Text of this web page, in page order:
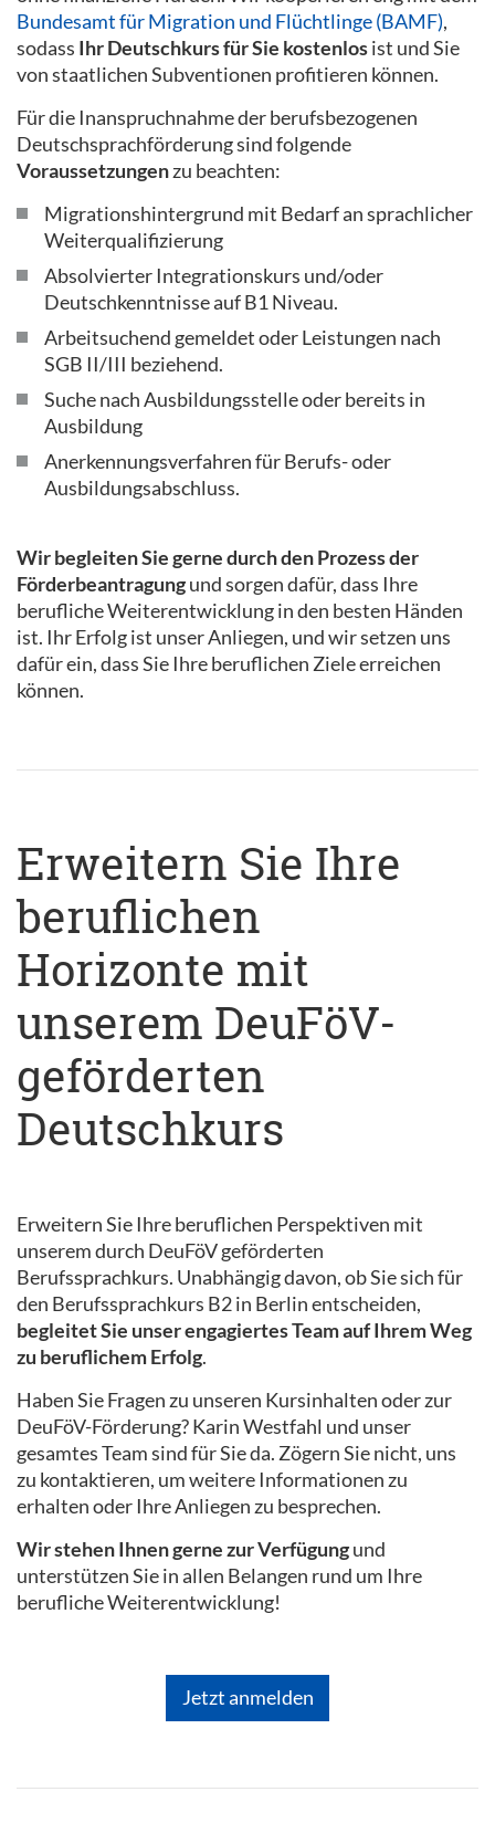
Bundesamt für Migration und Flüchtlinge (BAMF),
sodass Ihr Deutschkurs für Sie kostenlosist und Sie
von staatlichen Subventionen profitieren können.
Für die Inanspruchnahme der berufsbezogenen
Deutschsprachförderung sind folgende
Voraussetzungenzu beachten:
Migrationshintergrund mit Bedarf an sprachlicher
Weiterqualifizierung
Absolvierter Integrationskurs und/oder
Deutschkenntnisse auf B1 Niveau.
Arbeitsuchend gemeldet oder Leistungen nach
SGB II/III beziehend.
Suche nach Ausbildungsstelle oder bereits in
Ausbildung
Anerkennungsverfahren für Berufs- oder
Ausbildungsabschluss.
Wir begleiten Sie gerne durch den Prozess der
Förderbeantragungund sorgen dafür, dass Ihre
berufliche Weiterentwicklung in den besten Händen
ist. Ihr Erfolg ist unser Anliegen, und wir setzen uns
dafür ein, dass Sie Ihre beruflichen Ziele erreichen
können.
Erweitern Sie Ihre
beruflichen
Horizonte mit
unserem DeuFöV-
geförderten
Deutschkurs
Erweitern Sie Ihre beruflichen Perspektiven mit
unserem durch DeuFöV geförderten
Berufssprachkurs. Unabhängig davon, ob Sie sich für
den Berufssprachkurs B2 in Berlin entscheiden,
begleitet Sie unser engagiertes Team auf Ihrem Weg
zu beruflichem Erfolg.
Haben Sie Fragen zu unseren Kursinhalten oder zur
DeuFöV-Förderung? Karin Westfahl und unser
gesamtes Team sind für Sie da. Zögern Sie nicht, uns
zu kontaktieren, um weitere Informationen zu
erhalten oder Ihre Anliegen zu besprechen.
Wir stehen Ihnen gerne zur Verfügungund
unterstützen Sie in allen Belangen rund um Ihre
berufliche Weiterentwicklung!
Jetzt anmelden